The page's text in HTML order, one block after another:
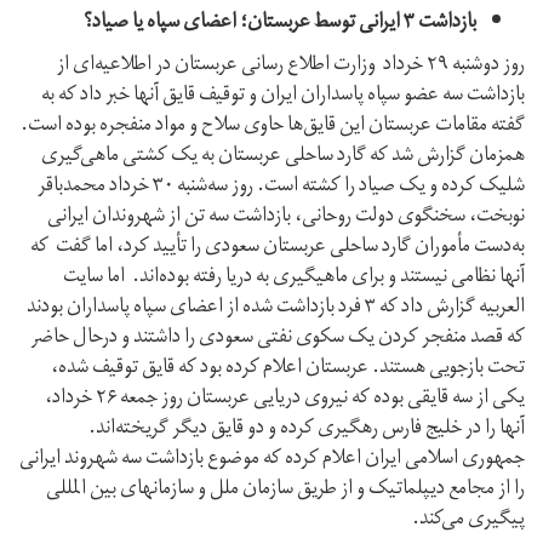
بازداشت ۳ ایرانی توسط عربستان؛ اعضای سپاه یا صیاد؟
روز دوشنبه ۲۹ خرداد وزارت اطلاع رسانی عربستان در اطلاعیه‌ای از
بازداشت سه عضو سپاه پاسداران ایران و توقیف قایق آنها خبر داد که به
گفته مقامات عربستان این قایق‌ها حاوی سلاح و مواد منفجره بوده است.
همزمان گزارش شد که گارد ساحلی عربستان به یک کشتی ماهی‌گیری
شلیک کرده‌‎ و یک صیاد را کشته‌ است. روز سه‌شنبه ۳۰ خرداد محمدباقر
نوبخت، سخنگوی دولت روحانی، بازداشت سه تن از شهروندان ایرانی
به‌دست مأموران گارد ساحلی عربستان سعودی را تأیید کرد، اما گفت که
آنها نظامی نیستند و برای ماهیگیری به دریا رفته بوده‌اند. اما سایت
العربیه گزارش داد که ۳ فرد بازداشت شده از اعضای سپاه پاسداران بودند
که قصد منفجر کردن یک سکوی نفتی سعودی را داشتند و درحال حاضر
تحت بازجویی هستند. عربستان اعلام کرده بود که قایق توقیف شده،
یکی از سه قایقی بوده که نیروی دریایی عربستان روز جمعه ۲۶ خرداد،
آنها را در خلیج فارس رهگیری کرده و دو قایق دیگر گریخته‌اند.
جمهوری اسلامی ایران اعلام کرده که موضوع بازداشت سه شهروند ایرانی
را از مجامع دیپلماتیک و از طریق سازمان ملل و سازمانهای بین المللی
پیگیری می‌کند.